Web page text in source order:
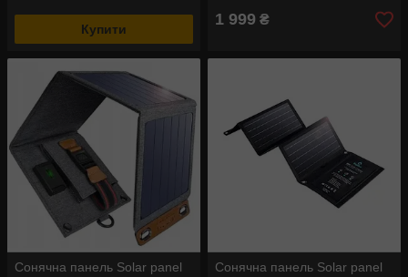
Купити
1 999 ₴
Сонячна панель Solar panel
Сонячна панель Solar panel